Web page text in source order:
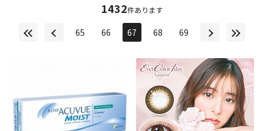
1432件あります
65 66 67 68 69